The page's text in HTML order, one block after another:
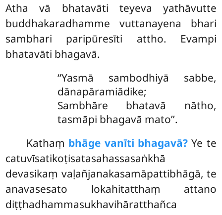
Atha vā bhatavāti teyeva yathāvutte
buddhakaradhamme vuttanayena bhari
sambhari paripūresīti attho. Evampi
bhatavāti bhagavā.
‘‘Yasmā sambodhiyā sabbe,
dānapāramiādike;
Sambhāre bhatavā nātho,
tasmāpi bhagavā mato’’.
Kathaṃ bhāge vanīti bhagavā? Ye te
catuvīsatikoṭisatasahassasaṅkhā
devasikaṃ vaḷañjanakasamāpattibhāgā, te
anavasesato lokahitatthaṃ attano
diṭṭhadhammasukhavihāratthañca